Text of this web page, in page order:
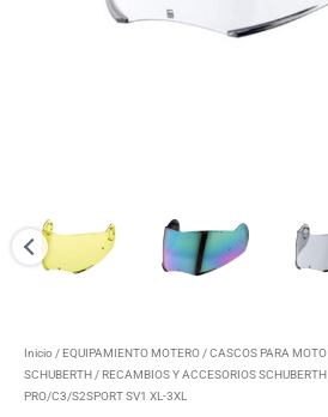
Inicio /EQUIPAMIENTO MOTERO /CASCOS PARA MOTO
SCHUBERTH /RECAMBIOS Y ACCESORIOS SCHUBERTH
PRO/C3/S2SPORT SV1 XL-3XL
hasta